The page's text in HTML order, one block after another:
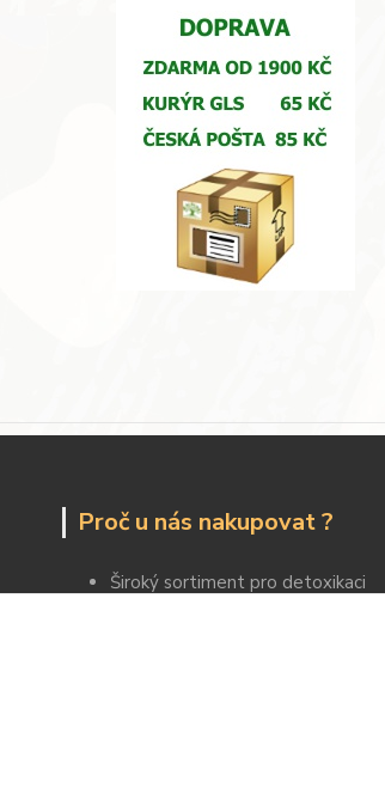
Proč u nás nakupovat ?
Široký sortiment pro detoxikaci